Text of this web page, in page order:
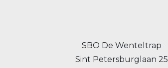
SBO De Wenteltrap
Sint Petersburglaan 25